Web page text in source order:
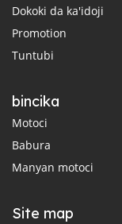
Dokoki da ka'idoji
Promotion
Tuntubi
bincika
Motoci
Babura
Manyan motoci
Site map